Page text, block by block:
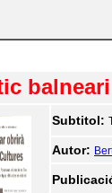
Subtitol:
Autor: